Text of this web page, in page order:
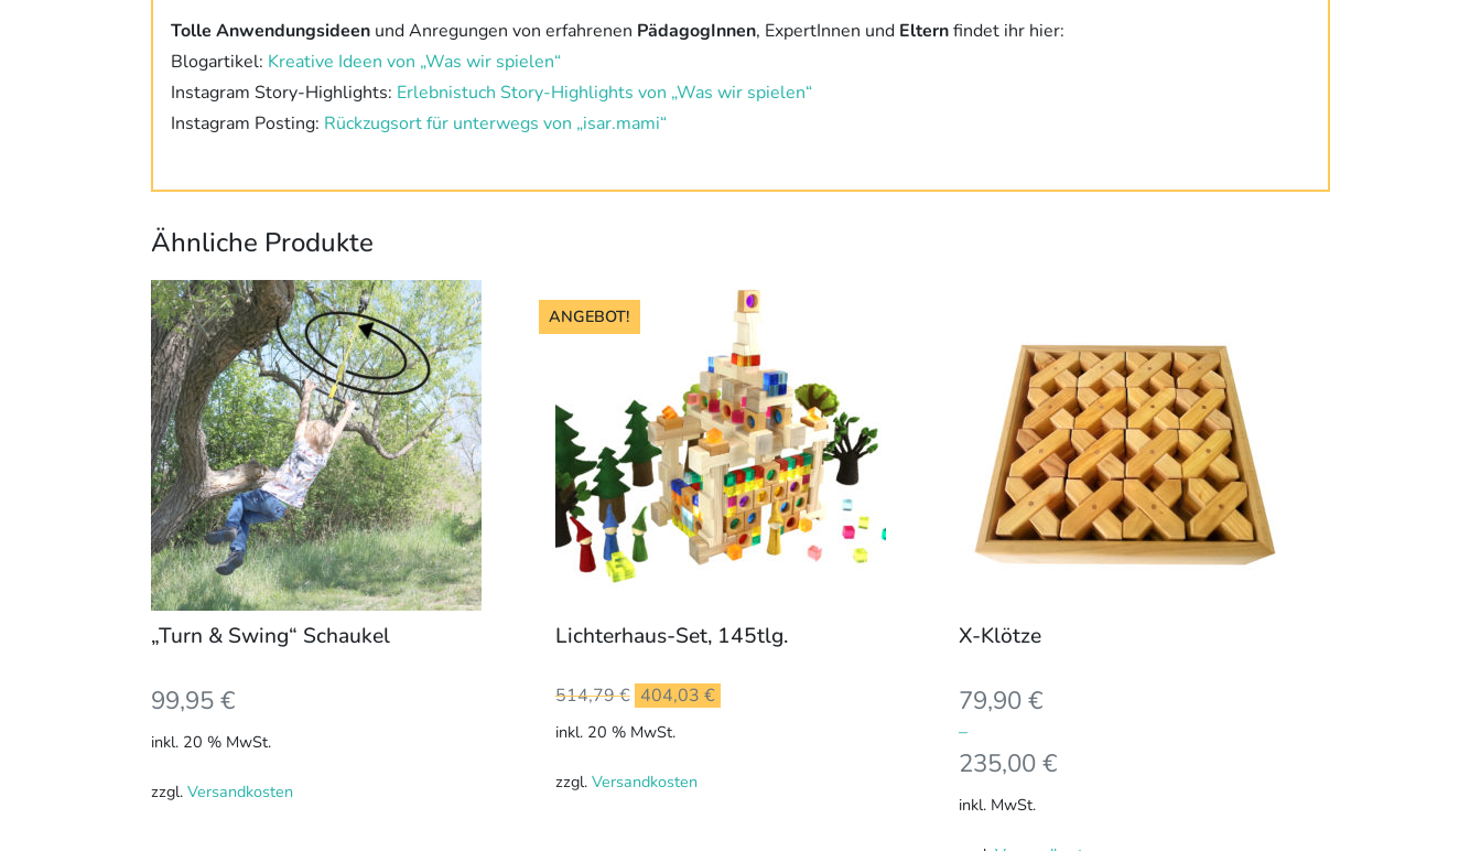
Tolle Anwendungsideen und Anregungen von erfahrenen PädagogInnen, ExpertInnen und Elternfindet ihr hier:
Blogartikel: Kreative Ideen von „Was wir spielen“
Instagram Story-Highlights: Erlebnistuch Story-Highlights von „Was wir spielen“
Instagram Posting: Rückzugsort für unterwegs von „isar.mami“
Ähnliche Produkte
„Turn & Swing“ Schaukel
99,95€
inkl. 20 % MwSt.
zzgl. Versandkosten
ANGEBOT!
Lichterhaus-Set, 145tlg.
514,79€ Ursprünglicher
Preis
514,79 €
404,03 €
inkl. 20 % MwSt.
zzgl. Versandkosten
X-Klötze
79,90€
–
235,00€
inkl. MwSt.
mehrere
Varianten
Optionen
können
auf
der
werden